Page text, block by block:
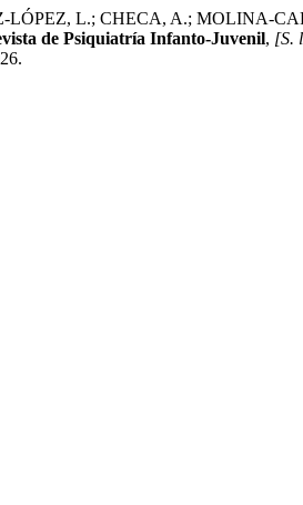
L.; CHECA, A.; MOLINA-
de Psiquiatría Infanto-Juvenil, [S.